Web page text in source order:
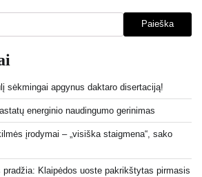
Paieška
sėkmingai apgynus daktaro disertaciją!
energinio naudingumo gerinimas
įrodymai – „visiška staigmena“, sako
pradžia: Klaipėdos uoste pakrikštytas pirmasis